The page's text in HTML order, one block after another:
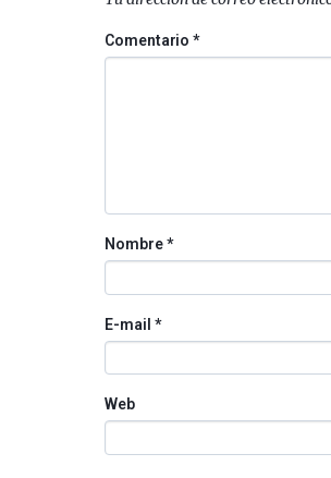
Comentario*
Nombre*
E-mail *
Web